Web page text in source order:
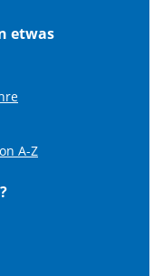
etwas
A-Z